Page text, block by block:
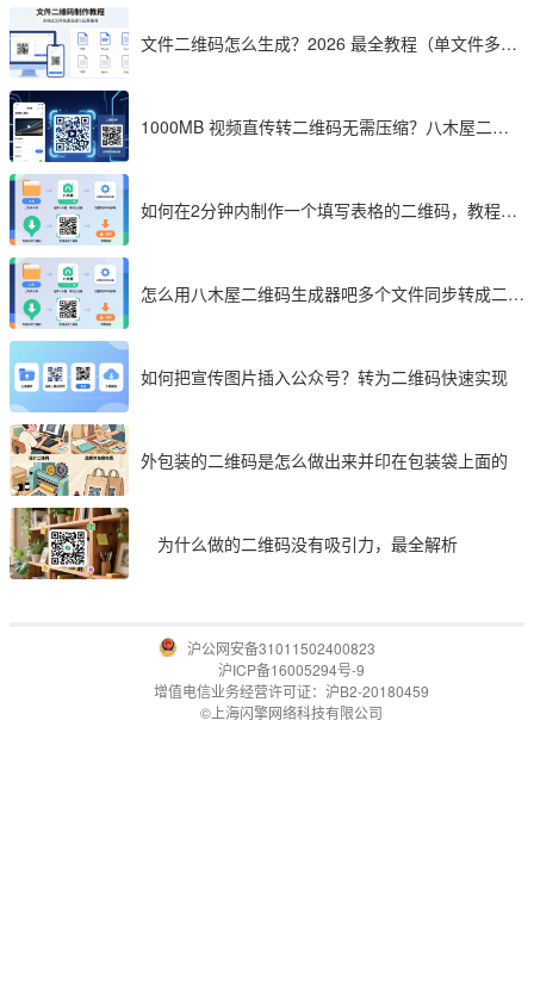
文件二维码怎么生成？2026 最全教程（单文件多文
1000MB 视频直传转二维码无需压缩？八木屋二维
如何在2分钟内制作一个填写表格的二维码，教程分
怎么用八木屋二维码生成器吧多个文件同步转成二维
如何把宣传图片插入公众号？转为二维码快速实现
外包装的二维码是怎么做出来并印在包装袋上面的
为什么做的二维码没有吸引力，最全解析
沪公网安备31011502400823
沪ICP备16005294号-9
增值电信业务经营许可证：沪B2-20180459
©上海闪擎网络科技有限公司